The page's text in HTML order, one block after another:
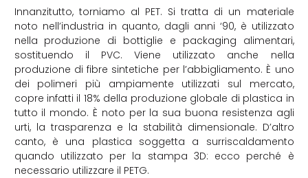
Innanzitutto, torniamo al PET. Si tratta di un materiale
noto nell’industria in quanto, dagli anni ‘90, è utilizzato
nella produzione di bottiglie e packaging alimentari,
sostituendo il PVC. Viene utilizzato anche nella
produzione di fibre sintetiche per l’abbigliamento. È uno
dei polimeri più ampiamente utilizzati sul mercato,
copre infatti il 18% della produzione globale di plastica in
tutto il mondo. È noto per la sua buona resistenza agli
urti, la trasparenza e la stabilità dimensionale. D’altro
canto, è una plastica soggetta a surriscaldamento
quando utilizzato per la stampa 3D: ecco perché è
necessario utilizzare il PETG.